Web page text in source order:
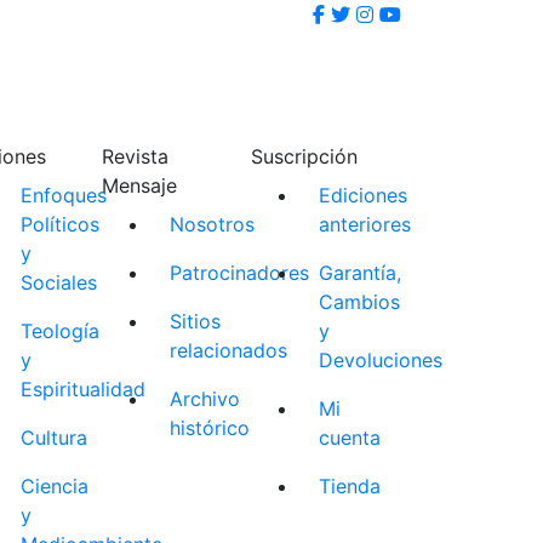
Enfoques
Políticos
y
Sociales
Teología
y
Espiritualidad
Cultura
Ciencia
y
Revista
Mensaje
Nosotros
Patrocinadores
Sitios
relacionados
Archivo
histórico
Suscripción
Ediciones
anteriores
Garantía,
Cambios
y
Devoluciones
Mi
cuenta
Tienda